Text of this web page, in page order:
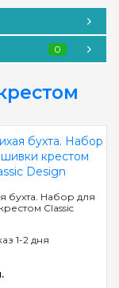
0
бухта. Набор для
Classic
1-2 дня